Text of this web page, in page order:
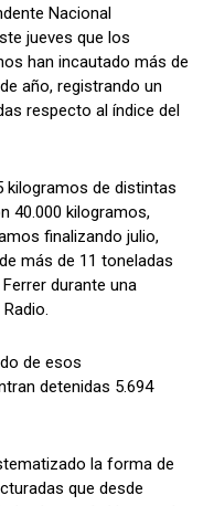
Nacional
jueves que los
han incautado más de
año, registrando un
respecto al índice del
kilogramos de distintas
40.000 kilogramos,
finalizando julio,
más de 11 toneladas
durante una
de esos
detenidas 5.694
la forma de
que desde